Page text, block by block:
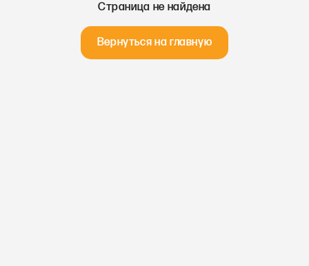
Страница не найдена
Вернуться на главную